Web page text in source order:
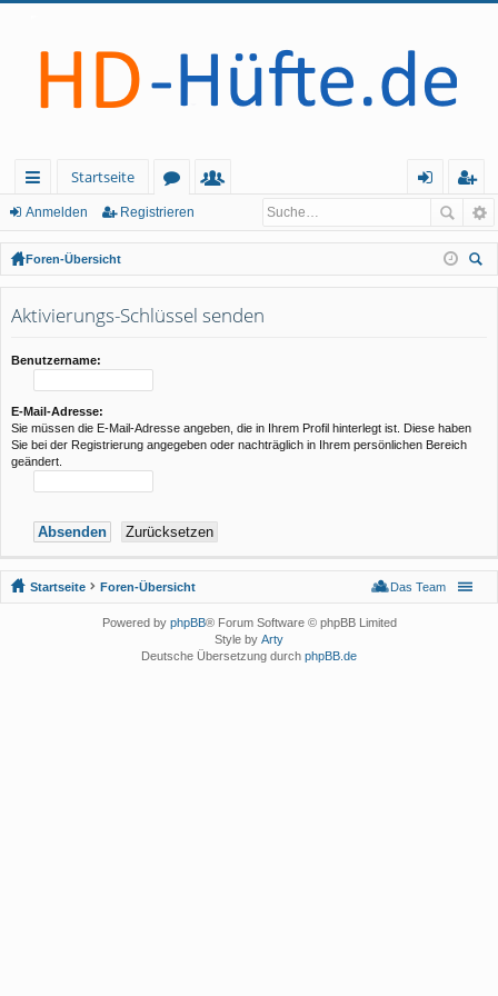
ch
ne
llz
ug
Startseite
or
en
lie
de
r
m
el
eg
ist
rie
Anmelden Registrieren
Foren-Übersicht
Aktivierungs-Schlüssel senden
Benutzername:
E-Mail-Adresse:
Sie müssen die E-Mail-Adresse angeben, die in Ihrem Profil hinterlegt ist. Diese haben
Sie bei der Registrierung angegeben oder nachträglich in Ihrem persönlichen Bereich
geändert.
Startseite Foren-Übersicht Das Team
Powered by phpBB® Forum Software © phpBB Limited
Style by Arty
Deutsche Übersetzung durch phpBB.de